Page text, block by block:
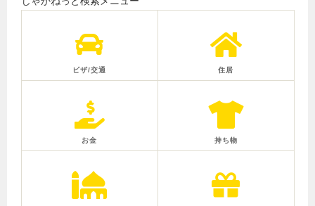
ビザ/交通 住居
お金 持ち物